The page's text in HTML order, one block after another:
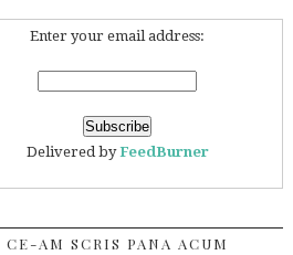
Enter your email address:
Delivered byFeedBurner
CE-AM SCRIS PANA ACUM